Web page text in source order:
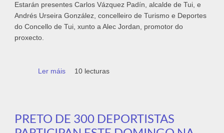
Estarán presentes Carlos Vázquez Padín, alcalde de Tui, e
Andrés Urseira González, concelleiro de Turismo e Deportes
do Concello de Tui, xunto a Alec Jordan, promotor do
proxecto.
Ler máis acerca de Mañá preséntase no Concello de
10 lecturas
PRETO DE 300 DEPORTISTAS